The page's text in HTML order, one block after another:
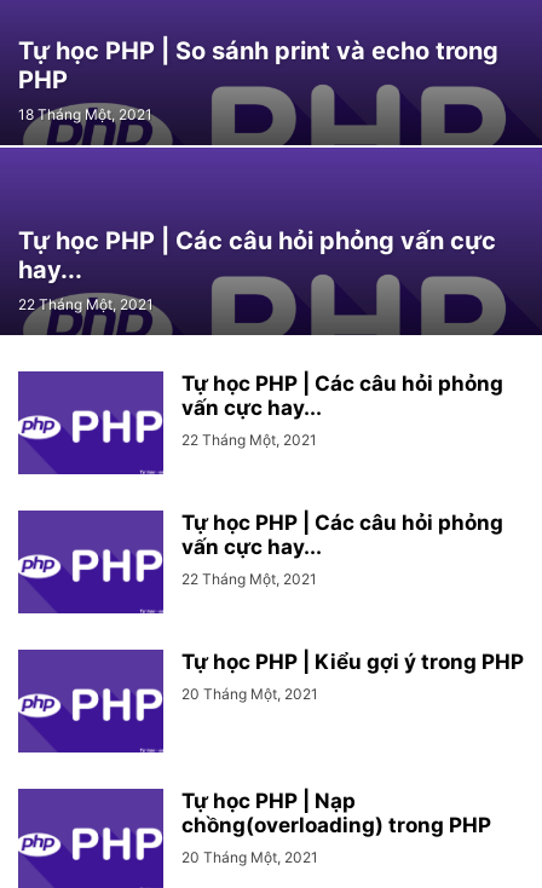
Tự học PHP | So sánh print và echo trong
PHP
18 Tháng Một, 2021
Tự học PHP | Các câu hỏi phỏng vấn cực
hay...
22 Tháng Một, 2021
Tự học PHP | Các câu hỏi phỏng
vấn cực hay...
22 Tháng Một, 2021
Tự học PHP | Các câu hỏi phỏng
vấn cực hay...
22 Tháng Một, 2021
Tự học PHP | Kiểu gợi ý trong PHP
20 Tháng Một, 2021
Tự học PHP | Nạp
chồng(overloading) trong PHP
20 Tháng Một, 2021